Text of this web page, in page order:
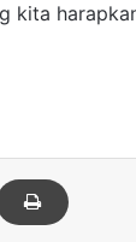
kita